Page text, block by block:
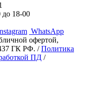
18-00
WhatsApp
офертой,
ГК РФ. /Политика
ПД /